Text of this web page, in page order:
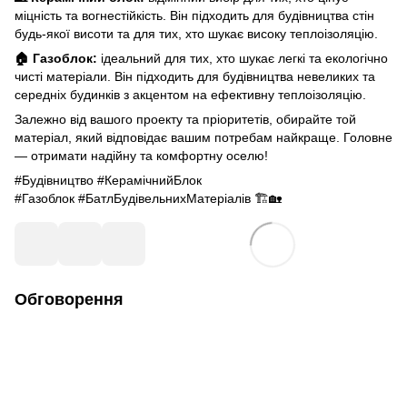
міцність та вогнестійкість. Він підходить для будівництва стін
будь-якої висоти та для тих, хто шукає високу теплоізоляцію.
🏠 Газоблок: ідеальний для тих, хто шукає легкі та екологічно
чисті матеріали. Він підходить для будівництва невеликих та
середніх будинків з акцентом на ефективну теплоізоляцію.
Залежно від вашого проекту та пріоритетів, обирайте той
матеріал, який відповідає вашим потребам найкраще. Головне
— отримати надійну та комфортну оселю!
#Будівництво #КерамічнийБлок
#Газоблок #БатлБудівельнихМатеріалів 🏗️🏡
Обговорення